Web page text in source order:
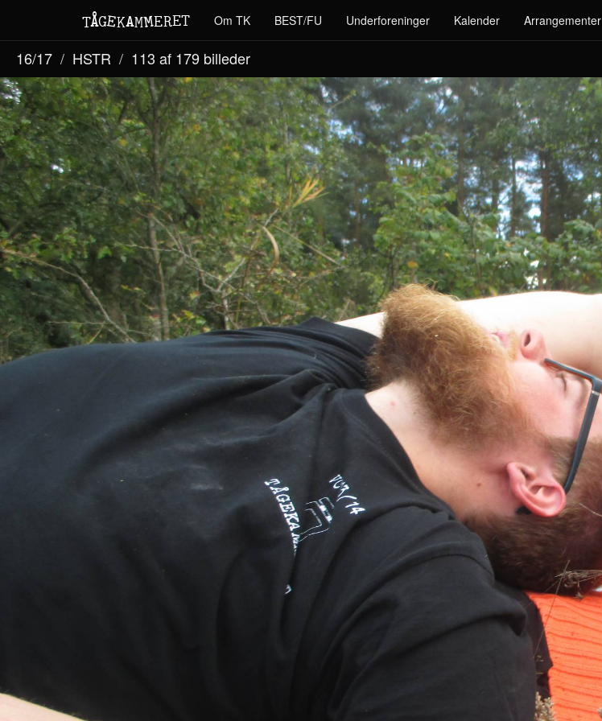
TÅGEKAMMERET Om TK BEST/FU Underforeninger Kalender Arrangementer
16/17 HSTR 113 af 179 billeder